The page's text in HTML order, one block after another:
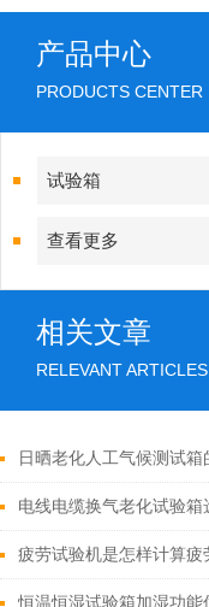
产品中心
PRODUCTS CENTER
试验箱
查看更多
相关文章
RELEVANT ARTICLES